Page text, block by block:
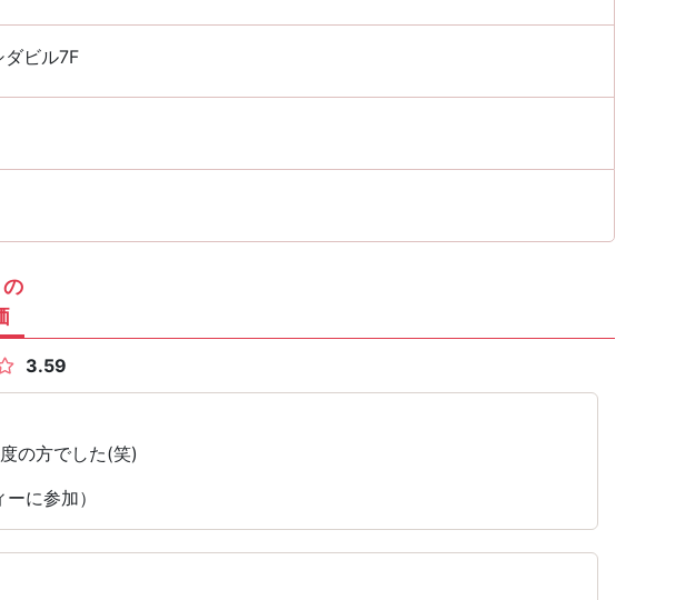
ビル7F
3.59
の方でした(笑)
に参加）